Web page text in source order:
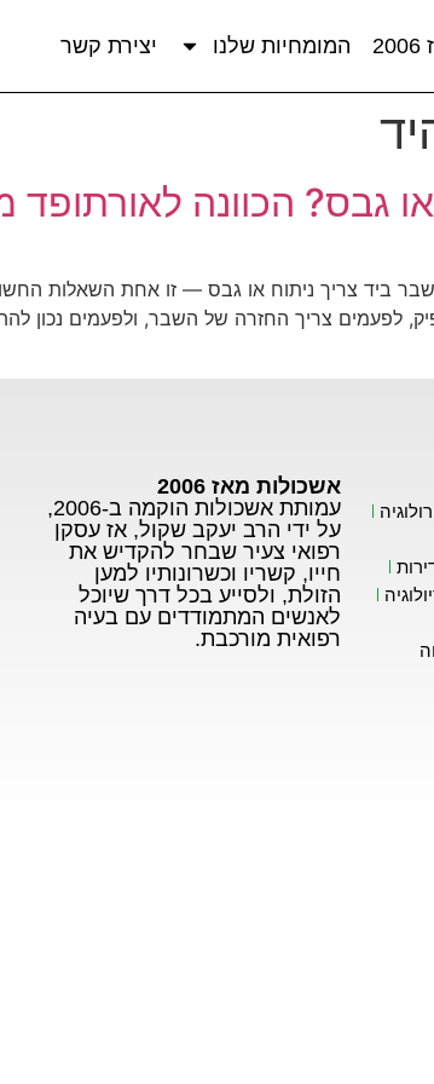
המומחיות שלנו יצירת קשר
גבס? הכוונה לאורתופד
ביד צריך ניתוח או גבס — זו אחת השאלות
לפעמים צריך החזרה של השבר, ולפעמים נכון
אשכולות מאז 2006
עמותת אשכולות הוקמה ב-2006,
על ידי הרב יעקב שקול, אז עסקן
רפואי צעיר שבחר להקדיש את
חייו, קשריו וכשרונותיו למען
הזולת, ולסייע בכל דרך שיוכל
לאנשים המתמודדים עם בעיה
רפואית מורכבת.